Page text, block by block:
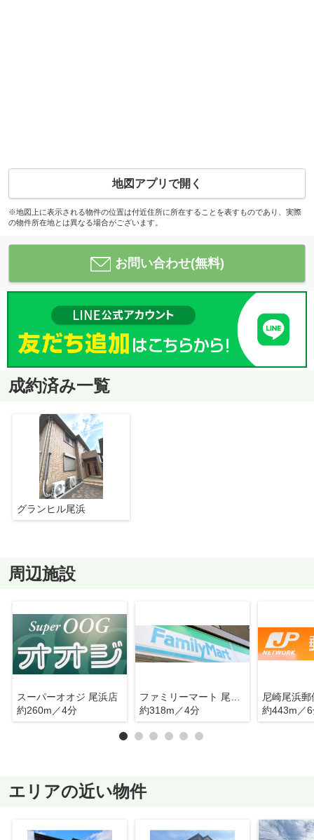
地図アプリで開く
※地図上に表示される物件の位置は付近住所に所在することを表すものであり、実際
の物件所在地とは異なる場合がございます。
お問い合わせ(無料)
成約済み一覧
グランヒル尾浜
周辺施設
スーパーオオジ 尾浜店
約260m／4分
約318m／4分
尼崎尾浜郵
約443m／
エリアの近い物件